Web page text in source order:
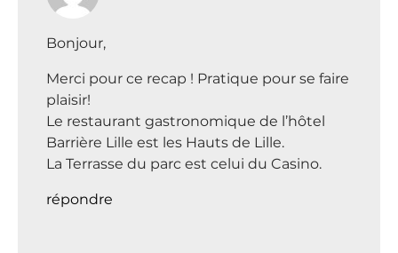
Bonjour,
Merci pour ce recap ! Pratique pour se faire
plaisir!
Le restaurant gastronomique de l’hôtel
Barrière Lille est les Hauts de Lille.
La Terrasse du parc est celui du Casino.
répondre